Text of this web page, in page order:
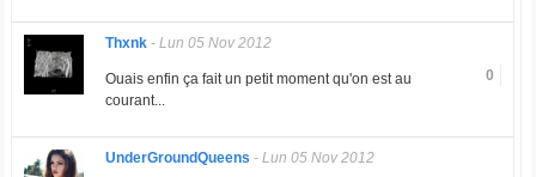
Thxnk- Lun 05 Nov 2012
0
Ouais enfin ça fait un petit moment qu'on est au
courant...
UnderGroundQueens - Lun 05 Nov 2012